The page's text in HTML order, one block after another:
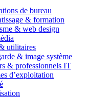
de bureau
& formation
& web design
utilitaires
& image système
& professionnels IT
d’exploitation